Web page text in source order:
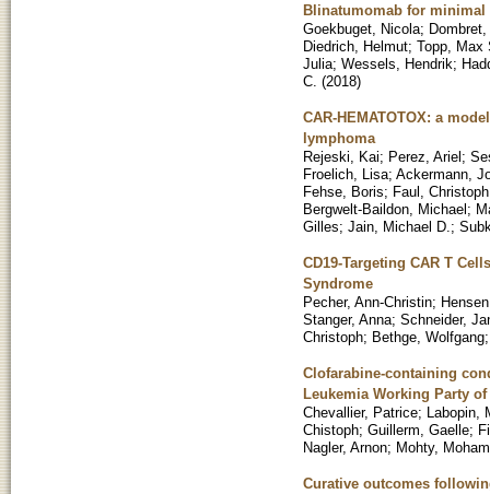
Blinatumomab for minimal
Goekbuget, Nicola;
Diedrich, Helmut; Topp, Max
Julia; Wessels, Hendrik;
C. (2018)
CAR-HEMATOTOX: a
lymphoma
Rejeski, Kai; Perez, Ariel;
Froelich, Lisa; Ackermann,
Fehse, Boris; Faul, Christoph
Bergwelt-Baildon, Michael;
Gilles; Jain, Michael D. ;
CD19-Targeting CAR T
Syndrome
Pecher, Ann-Christin;
Stanger, Anna; Schneider,
Christoph; Bethge, Wolfgang
Clofarabine-containing
Leukemia Working Party of
Chevallier, Patrice; Labopin,
Chistoph; Guillerm, Gaelle;
Nagler, Arnon; Mohty,
Curative outcomes